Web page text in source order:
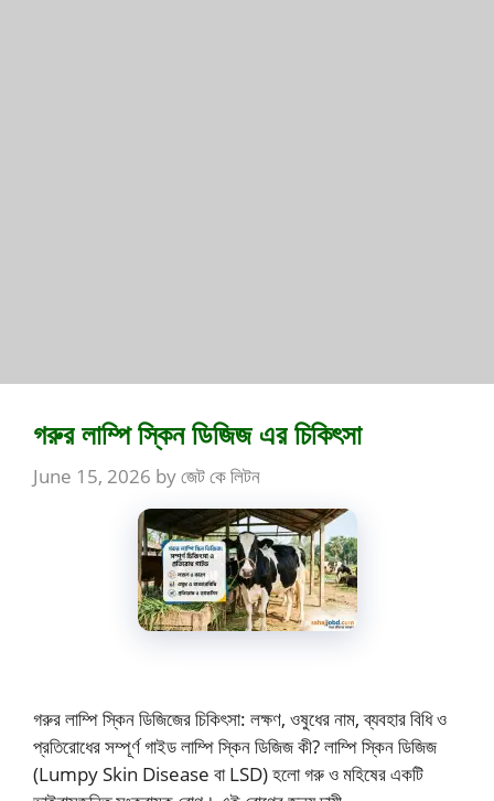
গরুর লাম্পি স্কিন ডিজিজ এর চিকিৎসা
June 15, 2026 byজেট কে লিটন
গরুর লাম্পি স্কিন ডিজিজের চিকিৎসা: লক্ষণ, ওষুধের নাম, ব্যবহার বিধি ও
প্রতিরোধের সম্পূর্ণ গাইড লাম্পি স্কিন ডিজিজ কী? লাম্পি স্কিন ডিজিজ
(Lumpy Skin Disease বা LSD) হলো গরু ও মহিষের একটি